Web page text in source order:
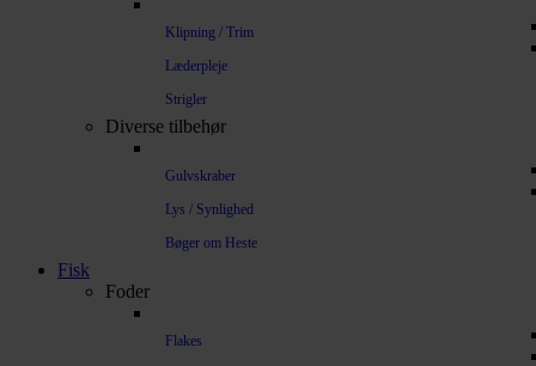
Klipning / Trim
Læderpleje
Strigler
Diverse tilbehør
Gulvskraber
Lys / Synlighed
Bøger om Heste
Fisk
Foder
Flakes